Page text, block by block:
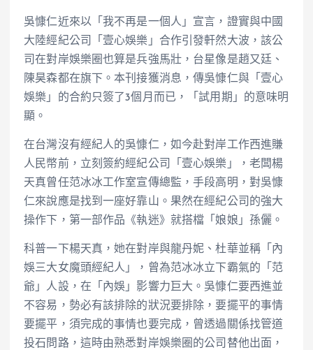
吳慷仁近來以「我不再是一個人」宣言，證實與中國
大陸經紀公司「壹心娛樂」合作引發軒然大波，該公
司在對岸娛樂圈也算是兵強馬壯，台星像是趙又廷、
陳昊森都在旗下。本刊接獲消息，傳吳慷仁與「壹心
娛樂」的合約只簽了3個月而已，「試用期」的意味明
顯。
在台灣沒有經紀人的吳慷仁，如今赴對岸工作西進賺
人民幣前，立刻簽約經紀公司「壹心娛樂」，老闆楊
天真曾任范冰冰工作室宣傳總監，手段高明，對吳慷
仁來說應是找到一座好靠山。果然在經紀公司的強大
操作下，第一部作品《執迷》就搭檔「娘娘」孫儷。
科普一下楊天真，她在對岸與龍丹妮、杜華並稱「內
娛三大女魔頭經紀人」，曾為范冰冰立下霸氣的「范
爺」人設，在「內娛」影響力巨大。吳慷仁要西進並
不容易，勢必有該排除的狀況要排除，要擺平的事情
要擺平，須完成的事情也要完成，曾透過關係找管道
投石問路，這時由熟悉對岸娛樂圈的公司替他出面，